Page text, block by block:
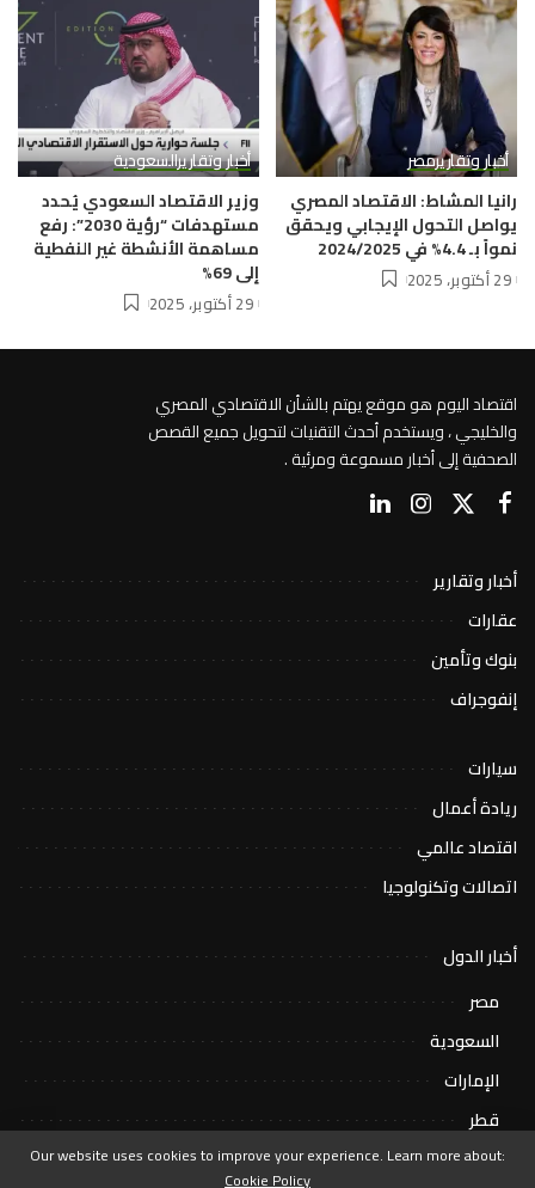
أخبار وتقاريرمصر
رانيا المشاط: الاقتصاد المصري
يواصل التحول الإيجابي ويحقق
نمواً بـ 4.4% في 2024/2025
29 أكتوبر، 2025
أخبار وتقاريرالسعودية
وزير الاقتصاد السعودي يُحدد
مستهدفات “رؤية 2030”: رفع
مساهمة الأنشطة غير النفطية
إلى 69%
29 أكتوبر، 2025
اقتصاد اليوم هو موقع يهتم بالشأن الاقتصادي المصري
والخليجي ، ويستخدم أحدث التقنيات لتحويل جميع القصص
الصحفية إلى أخبار مسموعة ومرئية .
أخبار وتقارير
عقارات
بنوك وتأمين
إنفوجراف
سيارات
ريادة أعمال
اقتصاد عالمي
اتصالات وتكنولوجيا
أخبار الدول
مصر
السعودية
الإمارات
قطر
Our website uses cookies to improve your experience. Learn more about:
Cookie Policy